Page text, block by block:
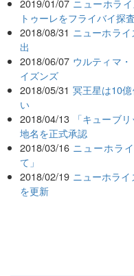
2019/01/07 ニューホラ
トゥーレをフライバイ探査
2018/08/31 ニューホラ
出
2018/06/07 ウルティマ
イズンズ
2018/05/31 冥王星は10
い
2018/04/13
「キューブ
地名を正式承認
2018/03/16 ニューホラ
て」
2018/02/19 ニューホラ
を更新